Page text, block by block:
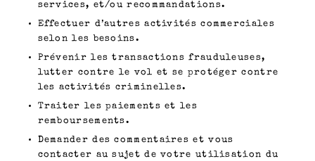
services, et/ou recommandations.
Effectuer d’autres activités commerciales
selon les besoins.
Prévenir les transactions frauduleuses,
lutter contre le vol et se protéger contre
les activités criminelles.
Traiter les paiements et les
remboursements.
Demander des commentaires et vous
contacter au sujet de votre utilisation du